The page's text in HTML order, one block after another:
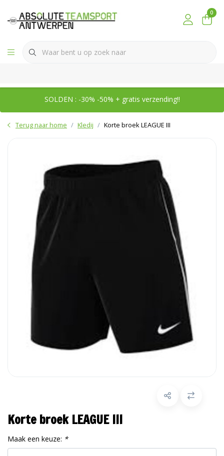
0
SOLDEN : -30% -50% + gratis verzending!!
Terug naar home Kledij Korte broek LEAGUE III
Korte broek LEAGUE III
Maak een keuze: *